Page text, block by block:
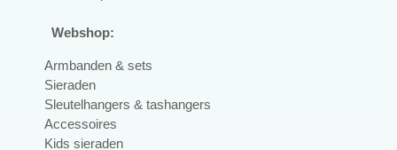
Webshop:
Armbanden & sets
Sieraden
Sleutelhangers & tashangers
Accessoires
Kids sieraden